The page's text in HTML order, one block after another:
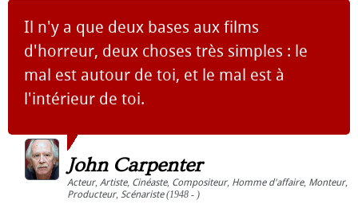
Il n'y a que deux bases aux films
d'horreur, deux choses très simples : le
mal est autour de toi, et le mal est à
l'intérieur de toi.
John Carpenter
Acteur, Artiste, Cinéaste, Compositeur, Homme d'affaire, Monteur,
Producteur, Scénariste(1948 - )